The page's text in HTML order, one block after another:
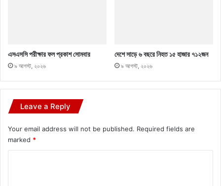
এসএসসি পরীক্ষার ফল প্রকাশ সোমবার
৯ আগস্ট, ২০২৬
দেশে সাড়ে ৬ বছরে নিহত ১৫ হাজার ৭১২জন
৯ আগস্ট, ২০২৬
Leave a Reply
Your email address will not be published. Required fields are
marked *